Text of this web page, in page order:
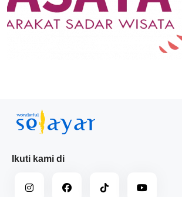
Ikuti kami di